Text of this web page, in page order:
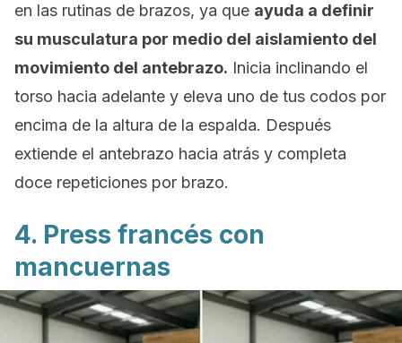
en las rutinas de brazos, ya que ayuda a definir
su musculatura por medio del aislamiento del
movimiento del antebrazo. Inicia inclinando el
torso hacia adelante y eleva uno de tus codos por
encima de la altura de la espalda. Después
extiende el antebrazo hacia atrás y completa
doce repeticiones por brazo.
4. Press francés con
mancuernas